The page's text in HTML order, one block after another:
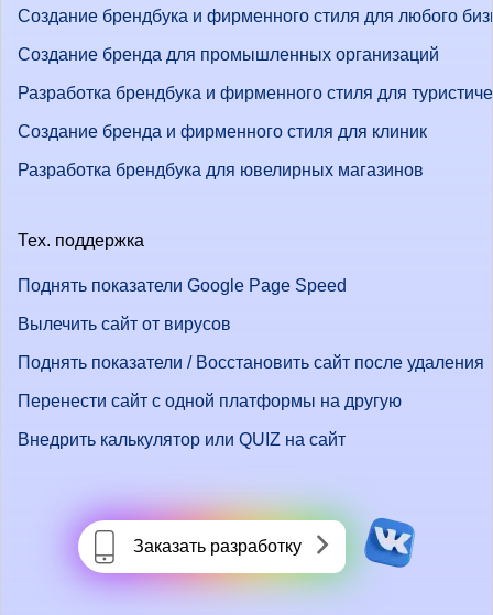
Создание брендбука и фирменного стиля для любого
Создание бренда для промышленных организаций
Разработка брендбука и фирменного стиля для
Создание бренда и фирменного стиля для клиник
Разработка брендбука для ювелирных магазинов
Тех. поддержка
Поднять показатели Google Page Speed
Вылечить сайт от вирусов
Поднять показатели / Восстановить сайт после удаления
Перенести сайт с одной платформы на другую
Внедрить калькулятор или QUIZ на сайт
Заказать разработку